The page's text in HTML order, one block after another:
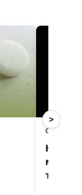
07
На
>